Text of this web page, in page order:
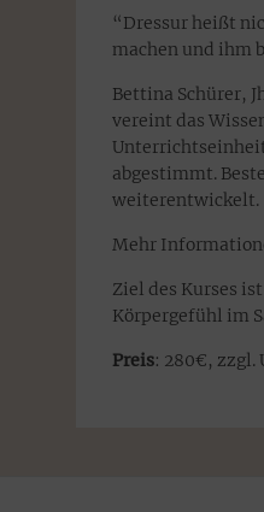
“Dressur heißt
machen und ihm
Bettina Schürer,
vereint das
abgestimmt.
weiterentwickelt.
Mehr
Ziel des Kurses
Körpergefühl im
Preis: 280€, zzgl.